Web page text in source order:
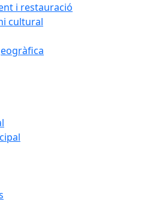
i restauració
cultural